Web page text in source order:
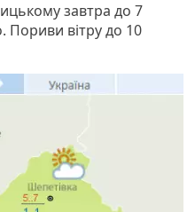
завтра до 7
Пориви вітру до 10